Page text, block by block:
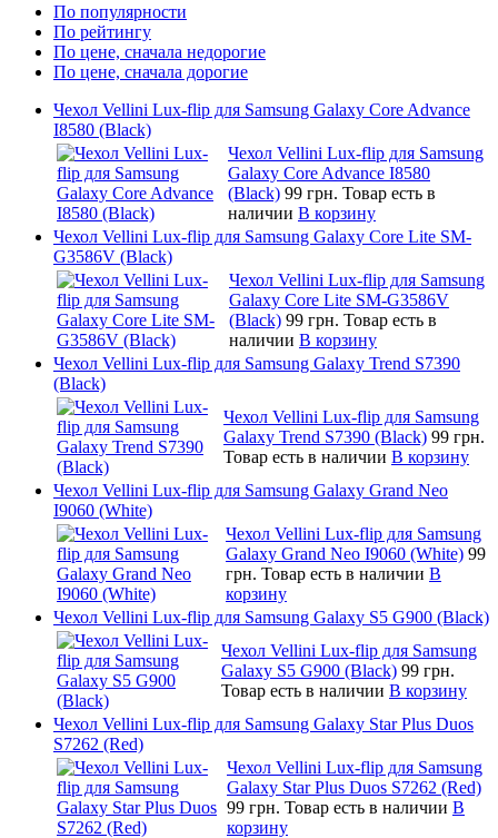
По популярности
По рейтингу
По цене, сначала недорогие
По цене, сначала дорогие
Чехол Vellini Lux-flip для Samsung Galaxy Core Advance
I8580 (Black)
Чехол Vellini Lux-flip для Samsung
Galaxy Core Advance I8580
(Black) 99 грн. Товар есть в
наличии В корзину
Чехол Vellini Lux-flip для Samsung Galaxy Core Lite SM-
G3586V (Black)
Чехол Vellini Lux-flip для Samsung
Galaxy Core Lite SM-G3586V
(Black) 99 грн. Товар есть в
наличии В корзину
Чехол Vellini Lux-flip для Samsung Galaxy Trend S7390
(Black)
Чехол Vellini Lux-flip для Samsung
Galaxy Trend S7390 (Black) 99 грн.
Товар есть в наличии В корзину
Чехол Vellini Lux-flip для Samsung Galaxy Grand Neo
I9060 (White)
Чехол Vellini Lux-flip для Samsung
Galaxy Grand Neo I9060 (White) 99
грн. Товар есть в наличии В
корзину
Чехол Vellini Lux-flip для Samsung Galaxy S5 G900 (Black)
Чехол Vellini Lux-flip для Samsung
Galaxy S5 G900 (Black) 99 грн.
Товар есть в наличии В корзину
Чехол Vellini Lux-flip для Samsung Galaxy Star Plus Duos
S7262 (Red)
Чехол Vellini Lux-flip для Samsung
Galaxy Star Plus Duos S7262 (Red)
99 грн. Товар есть в наличии В
корзину